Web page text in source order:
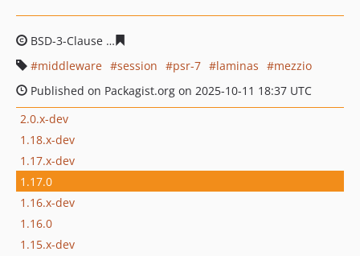
BSD-3-Clause
middleware
session psr-7 laminas
mezzio
Published on Packagist.org on 2025-10-11 18:37 UTC
2.0.x-dev
1.18.x-dev
1.17.x-dev
1.17.0
1.16.x-dev
1.16.0
1.15.x-dev